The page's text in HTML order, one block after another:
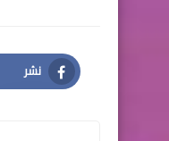
نشر
Facebook